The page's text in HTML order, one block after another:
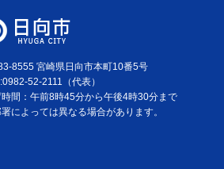
8555 宮崎県日向市本町10番5号
52-2111（代表）
時間：午前8時45分から午後4時30分まで
によっては異なる場合があります。